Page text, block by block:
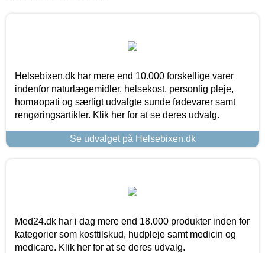
Helsebixen.dk har mere end 10.000 forskellige varer
indenfor naturlægemidler, helsekost, personlig pleje,
homøopati og særligt udvalgte sunde fødevarer samt
rengøringsartikler. Klik her for at se deres udvalg.
Se udvalget på Helsebixen.dk
Med24.dk har i dag mere end 18.000 produkter inden for
kategorier som kosttilskud, hudpleje samt medicin og
medicare. Klik her for at se deres udvalg.